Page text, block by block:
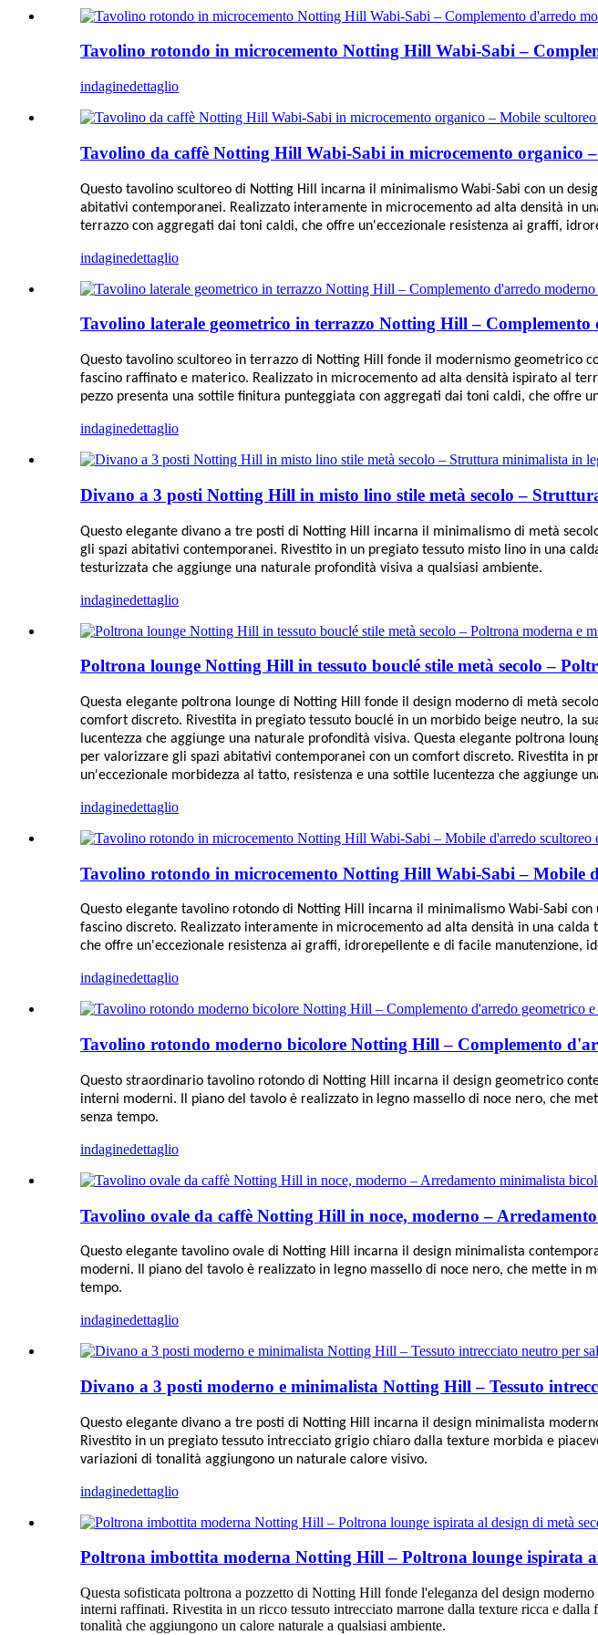
Tavolino rotondo in microcemento Notting Hill Wabi-Sabi –
indaginedettaglio
Tavolino da caffè Notting Hill Wabi-Sabi in microcemento organico
Questo tavolino scultoreo di Notting Hill incarna il minimalismo Wabi-Sabi con un
abitativi contemporanei. Realizzato interamente in microcemento ad alta densità in
terrazzo con aggregati dai toni caldi, che offre un'eccezionale resistenza ai graffi,
indaginedettaglio
Tavolino laterale geometrico in terrazzo Notting Hill –
Questo tavolino scultoreo in terrazzo di Notting Hill fonde il modernismo geometrico
fascino raffinato e materico. Realizzato in microcemento ad alta densità ispirato al
pezzo presenta una sottile finitura punteggiata con aggregati dai toni caldi, che offre
indaginedettaglio
Divano a 3 posti Notting Hill in misto lino stile metà secolo –
Questo elegante divano a tre posti di Notting Hill incarna il minimalismo di metà
gli spazi abitativi contemporanei. Rivestito in un pregiato tessuto misto lino in una
testurizzata che aggiunge una naturale profondità visiva a qualsiasi ambiente.
indaginedettaglio
Poltrona lounge Notting Hill in tessuto bouclé stile metà secolo –
Questa elegante poltrona lounge di Notting Hill fonde il design moderno di metà
comfort discreto. Rivestita in pregiato tessuto bouclé in un morbido beige neutro, la
lucentezza che aggiunge una naturale profondità visiva. Questa elegante poltrona
per valorizzare gli spazi abitativi contemporanei con un comfort discreto. Rivestita in
un'eccezionale morbidezza al tatto, resistenza e una sottile lucentezza che aggiunge
indaginedettaglio
Tavolino rotondo in microcemento Notting Hill Wabi-Sabi – Mobile
Questo elegante tavolino rotondo di Notting Hill incarna il minimalismo Wabi-Sabi
fascino discreto. Realizzato interamente in microcemento ad alta densità in una
che offre un'eccezionale resistenza ai graffi, idrorepellente e di facile manutenzione,
indaginedettaglio
Tavolino rotondo moderno bicolore Notting Hill – Complemento
Questo straordinario tavolino rotondo di Notting Hill incarna il design geometrico
interni moderni. Il piano del tavolo è realizzato in legno massello di noce nero, che
senza tempo.
indaginedettaglio
Tavolino ovale da caffè Notting Hill in noce, moderno –
Questo elegante tavolino ovale di Notting Hill incarna il design minimalista
moderni. Il piano del tavolo è realizzato in legno massello di noce nero, che mette in
tempo.
indaginedettaglio
Divano a 3 posti moderno e minimalista Notting Hill – Tessuto
Questo elegante divano a tre posti di Notting Hill incarna il design minimalista
Rivestito in un pregiato tessuto intrecciato grigio chiaro dalla texture morbida e
variazioni di tonalità aggiungono un naturale calore visivo.
indaginedettaglio
Poltrona imbottita moderna Notting Hill – Poltrona lounge ispirata al
Questa sofisticata poltrona a pozzetto di Notting Hill fonde l'eleganza del design
interni raffinati. Rivestita in un ricco tessuto intrecciato marrone dalla texture ricca e
tonalità che aggiungono un calore naturale a qualsiasi ambiente.